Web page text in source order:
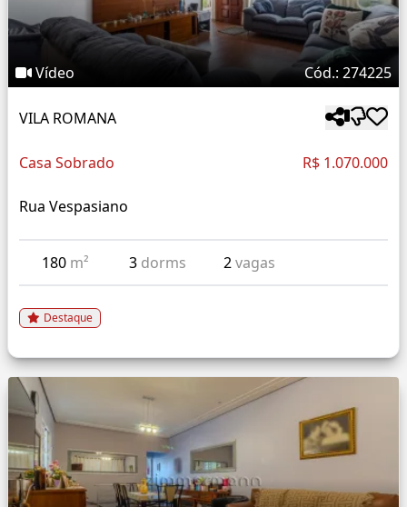
Vídeo Cód.: 274225
VILA ROMANA
Casa Sobrado R$ 1.070.000
Rua Vespasiano
180 m² 3 dorms 2vagas
Destaque